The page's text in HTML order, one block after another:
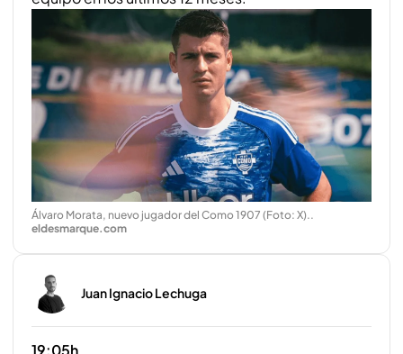
Álvaro Morata, nuevo jugador del Como 1907 (Foto: X)..
eldesmarque.com
Juan Ignacio Lechuga
19:05h